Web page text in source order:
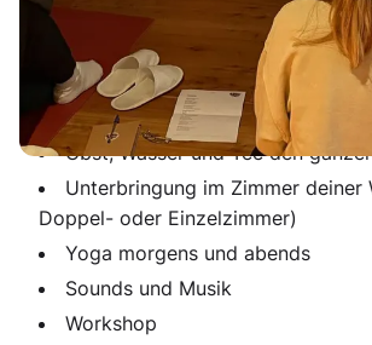
Was erwartet dich?
Köstliches vegetarisches/
Mal Buffet am Tag
Obst, Wasser und Tee den
Unterbringung im Zimmer deiner
Doppel- oder Einzelzimmer)
Yoga morgens und abends
Sounds und Musik
Workshop